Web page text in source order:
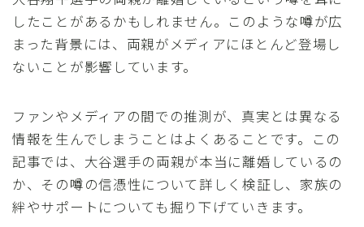
したことがあるかもしれません。このような噂が広
まった背景には、両親がメディアにほとんど登場し
ないことが影響しています。
ファンやメディアの間での推測が、真実とは異なる
情報を生んでしまうことはよくあることです。この
記事では、大谷選手の両親が本当に離婚しているの
か、その噂の信憑性について詳しく検証し、家族の
絆やサポートについても掘り下げていきます。